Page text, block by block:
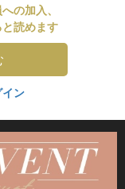
の加入、
読めます
ン